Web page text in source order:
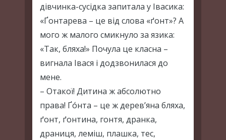
дівчинка-сусідка запитала у Івасика:
«Ґонтарева – це від слова «ґонт»? А
мого ж малого смикнуло за язика:
«Так, бляха!» Почула це класна –
вигнала Івася і додзвонилася до
мене.
– Отакої! Дитина ж абсолютно
права! Ґо́нта – це ж дерев’яна бляха,
ґонт, ґонтина, гонтя, дранка,
драниця, леміш, плашка, тес,